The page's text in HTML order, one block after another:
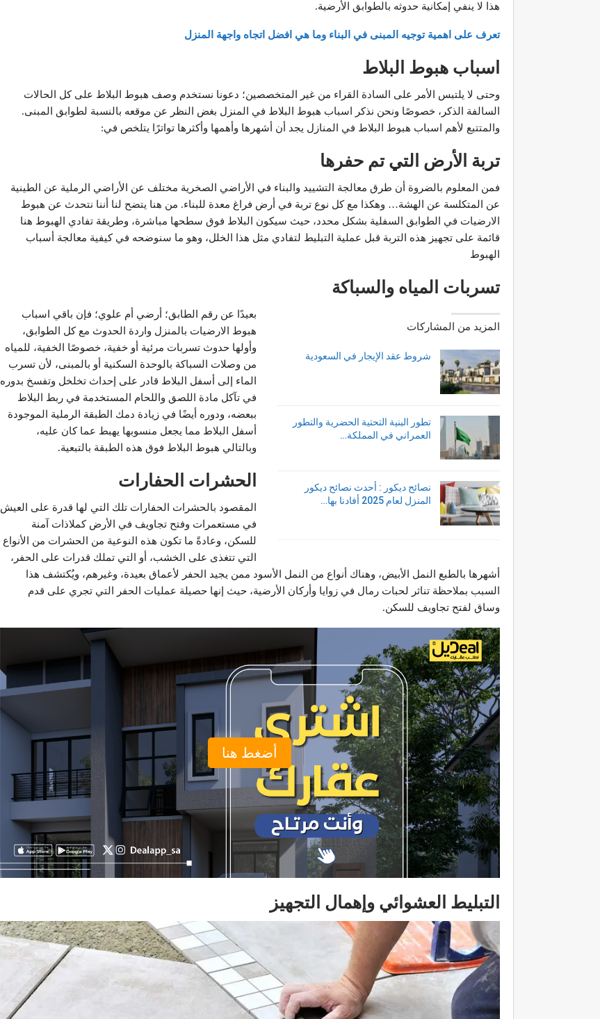
هذا لا ينفي إمكانية حدوثه بالطوابق الأرضية.
تعرف على اهمية توجيه المبنى في البناء وما هي افضل اتجاه واجهة المنزل
اسباب هبوط البلاط
وحتى لا يلتبس الأمر على السادة القراء من غير المتخصصين؛ دعونا نستخدم وصف هبوط البلاط على كل الحالات
السالفة الذكر، خصوصًا ونحن نذكر اسباب هبوط البلاط في المنزل بغض النظر عن موقعه بالنسبة لطوابق المبنى.
والمتتبع لأهم اسباب هبوط البلاط في المنازل يجد أن أشهرها وأهمها وأكثرها تواترًا يتلخص في:
تربة الأرض التي تم حفرها
فمن المعلوم بالضروة أن طرق معالجة التشييد والبناء في الأراضي الصخرية مختلف عن الأراضي الرملية عن الطينية
عن المتكلسة عن الهشة… وهكذا مع كل نوع تربة في أرض فراغ معدة للبناء. من هنا يتضح لنا أننا نتحدث عن هبوط
الارضيات في الطوابق السفلية بشكل محدد، حيث سيكون البلاط فوق سطحها مباشرة، وطريقة تفادي الهبوط هنا
قائمة على تجهيز هذه التربة قبل عملية التبليط لتفادي مثل هذا الخلل، وهو ما سنوضحه في كيفية معالجة أسباب
الهبوط
تسربات المياه والسباكة
المزيد من المشاركات
شروط عقد الإيجار في السعودية
تطور البنية التحتية الحضرية والتطور
العمراني في المملكة…
نصائح ديكور : أحدث نصائح ديكور
المنزل لعام 2025 أفادنا بها…
بعيدًا عن رقم الطابق؛ أرضي أم علوي؛ فإن باقي اسباب
هبوط الارضيات بالمنزل واردة الحدوث مع كل الطوابق،
وأولها حدوث تسربات مرئية أو خفية، خصوصًا الخفية، للمياه
من وصلات السباكة بالوحدة السكنية أو بالمبنى، لأن تسرب
الماء إلى أسفل البلاط قادر على إحداث تخلخل وتفسخ بدوره
في تآكل مادة اللصق واللحام المستخدمة في ربط البلاط
ببعضه، ودوره أيضًا في زيادة دمك الطبقة الرملية الموجودة
أسفل البلاط مما يجعل منسوبها يهبط عما كان عليه،
وبالتالي هبوط البلاط فوق هذه الطبقة بالتبعية.
الحشرات الحفارات
المقصود بالحشرات الحفارات تلك التي لها قدرة على العيش
في مستعمرات وفتح تجاويف في الأرض كملاذات آمنة
للسكن، وعادةً ما تكون هذه النوعية من الحشرات من الأنواع
التي تتغذى على الخشب، أو التي تملك قدرات على الحفر،
أشهرها بالطبع النمل الأبيض، وهناك أنواع من النمل الأسود ممن يجيد الحفر لأعماق بعيدة، وغيرهم، ويُكتشف هذا
السبب بملاحظة تناثر لحبات رمال في زوايا وأركان الأرضية، حيث إنها حصيلة عمليات الحفر التي تجري على قدم
وساق لفتح تجاويف للسكن.
أضغط هنا
التبليط العشوائي وإهمال التجهيز